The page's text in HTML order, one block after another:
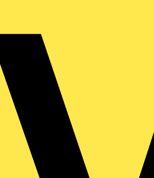
3-polig; Kod. A; 4,00 mm²;
® MIDI Kodierung A
Bemessungsstrom 25 A ist die
im Schaltschrank, beim
Leiterplatte. Ganz gleich, ob auf der
oder für den Leuchtenanschluss – mit